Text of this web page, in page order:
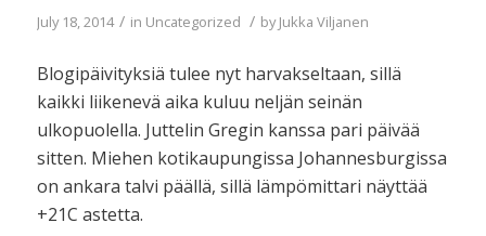
July 18, 2014 / in Uncategorized / byJukka Viljanen
Blogipäivityksiä tulee nyt harvakseltaan, sillä
kaikki liikenevä aika kuluu neljän seinän
ulkopuolella. Juttelin Gregin kanssa pari päivää
sitten. Miehen kotikaupungissa Johannesburgissa
on ankara talvi päällä, sillä lämpömittari näyttää
+21C astetta.